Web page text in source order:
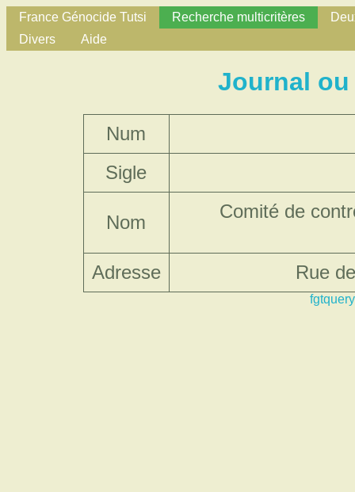
France Génocide Tutsi Recherche multicritères
Divers
Aide
Journal ou
Num
Sigle
Nom
Comité de
Adresse Rue